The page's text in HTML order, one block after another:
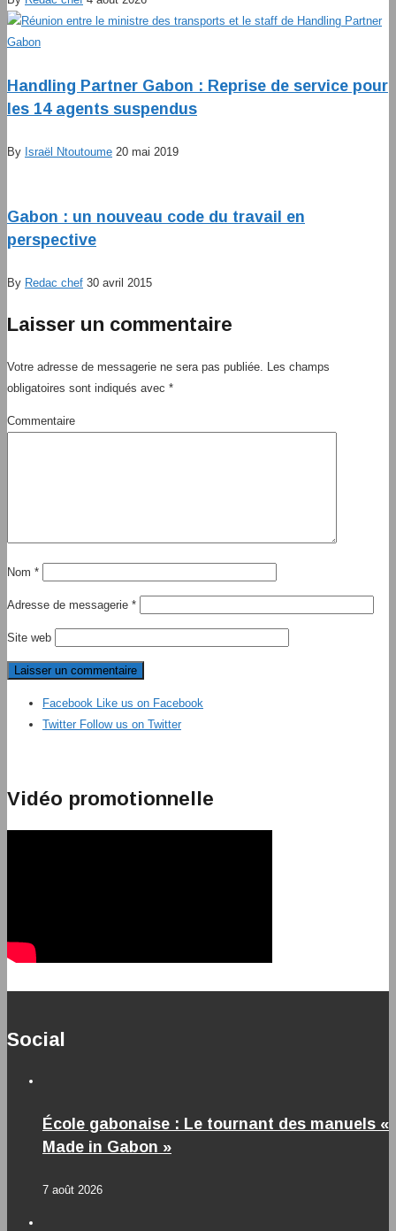
Handling Partner Gabon : Reprise de service pour
les 14 agents suspendus
By Israël Ntoutoume 20 mai 2019
Gabon : un nouveau code du travail en
perspective
By Redac chef 30 avril 2015
Laisser un commentaire
Votre adresse de messagerie ne sera pas publiée. Les champs
obligatoires sont indiqués avec *
Commentaire
Nom *
Adresse de messagerie *
Site web
Facebook Like us on Facebook
Twitter Follow us on Twitter
Vidéo promotionnelle
Social
École gabonaise : Le tournant des manuels «
Made in Gabon »
7 août 2026